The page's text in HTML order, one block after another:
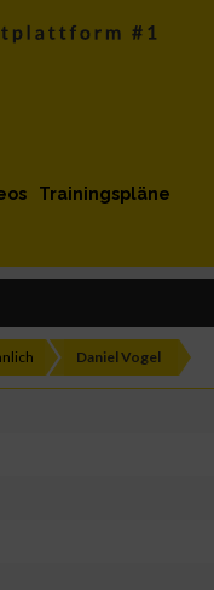
Trainingspläne
Daniel Vogel